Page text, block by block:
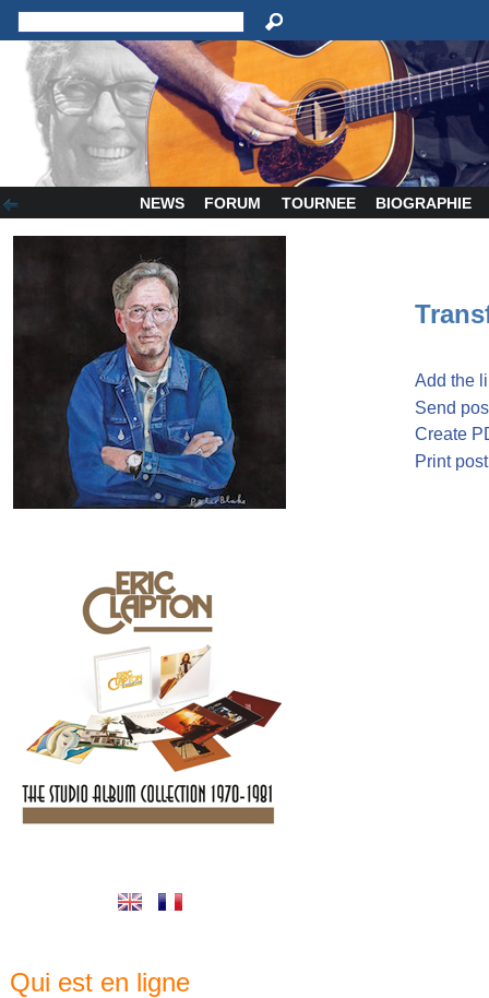
NEWS FORUM TOURNEE BIOGRAPHIE
Qui est en ligne
Add the
Send
Create
Print post